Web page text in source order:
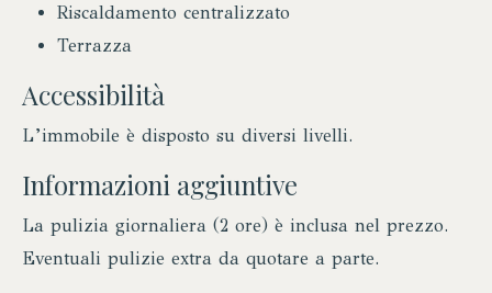
Riscaldamento centralizzato
Terrazza
Accessibilità
L’immobile è disposto su diversi livelli.
Informazioni aggiuntive
La pulizia giornaliera (2 ore) è inclusa nel prezzo.
Eventuali pulizie extra da quotare a parte.